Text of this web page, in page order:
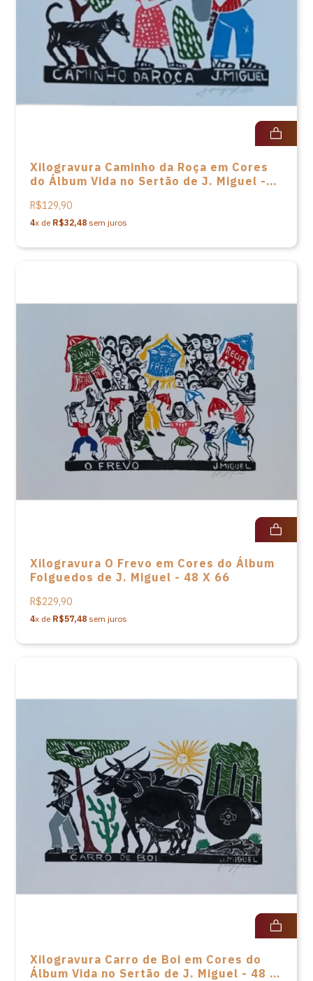
Xilogravura Caminho da Roça em Cores
do Álbum Vida no Sertão de J. Miguel -
R$129,90
4x de R$32,48 sem juros
Xilogravura O Frevo em Cores do Álbum
Folguedos de J. Miguel - 48 X 66
R$229,90
4x de R$57,48 sem juros
Xilogravura Carro de Boi em Cores do
Álbum Vida no Sertão de J. Miguel - 48 X